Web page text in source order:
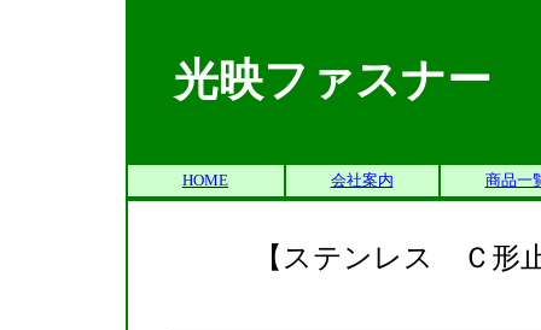
光映ファスナー
HOME 会社案内 商品一
【ステンレス Ｃ形